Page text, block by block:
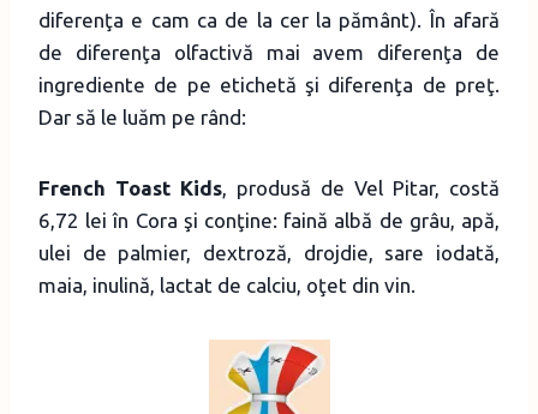
diferenţa e cam ca de la cer la pământ). În afară
de diferenţa olfactivă mai avem diferenţa de
ingrediente de pe etichetă şi diferenţa de preţ.
Dar să le luăm pe rând:
French Toast Kids, produsă de Vel Pitar, costă
6,72 lei în Cora şi conţine: faină albă de grâu, apă,
ulei de palmier, dextroză, drojdie, sare iodată,
maia, inulină, lactat de calciu, oţet din vin.